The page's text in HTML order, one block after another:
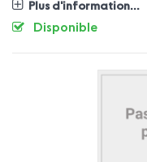
Plus d'information...
Disponible